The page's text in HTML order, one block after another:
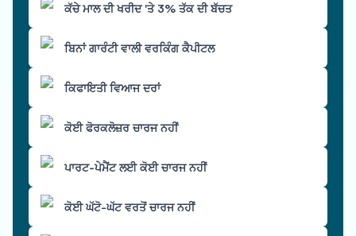
ਕੱਚੇ ਮਾਲ ਦੀ ਖਰੀਦ 'ਤੇ 3% ਤੱਕ ਦੀ ਬੱਚਤ
ਬਿਨਾਂ ਗਾਰੰਟੀ ਵਾਲੀ ਵਰਕਿੰਗ ਕੈਪੀਟਲ
ਕਿਫਾਇਤੀ ਵਿਆਜ ਦਰਾਂ
ਕੋਈ ਫੋਰਕਲੋਜ਼ਰ ਚਾਰਜ ਨਹੀਂ
ਪਾਰਟ-ਪੇਮੈਂਟ ਲਈ ਕੋਈ ਚਾਰਜ ਨਹੀਂ
ਕੋਈ ਘੱਟੋ-ਘੱਟ ਵਰਤੋਂ ਚਾਰਜ ਨਹੀਂ